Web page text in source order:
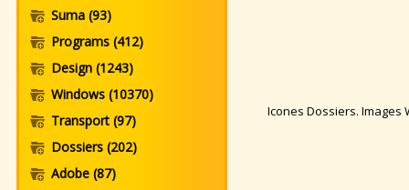
Suma (93)
Programs (412)
Design (1243)
Windows (10370)
Transport (97)
Dossiers (202)
Adobe (87)
Icones Dossiers. Images